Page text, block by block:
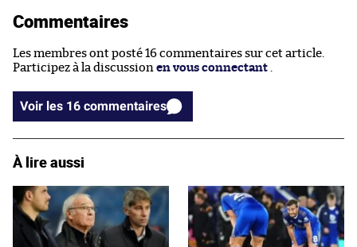
Commentaires
Les membres ont posté 16 commentaires sur cet article.
Participez à la discussion en vous connectant
Voir les 16 commentaires
À lire aussi